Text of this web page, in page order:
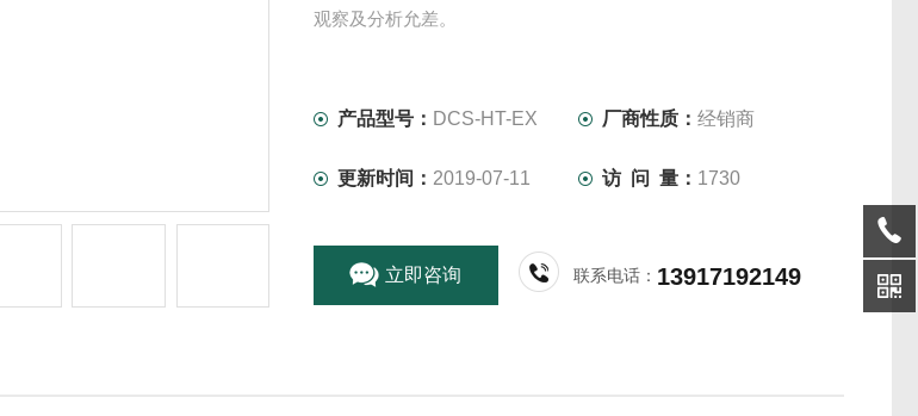
观察及分析允差。
产品型号： DCS-HT-EX 厂商性质：经销商
更新时间： 2019-07-11 访 问 量： 1730
立即咨询 联系电话： 13917192149